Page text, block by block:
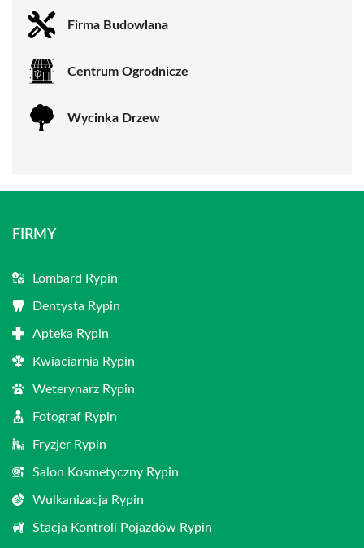
Firma Budowlana
Centrum Ogrodnicze
Wycinka Drzew
FIRMY
Lombard Rypin
Dentysta Rypin
Apteka Rypin
Kwiaciarnia Rypin
Weterynarz Rypin
Fotograf Rypin
Fryzjer Rypin
Salon Kosmetyczny Rypin
Wulkanizacja Rypin
Stacja Kontroli Pojazdów Rypin